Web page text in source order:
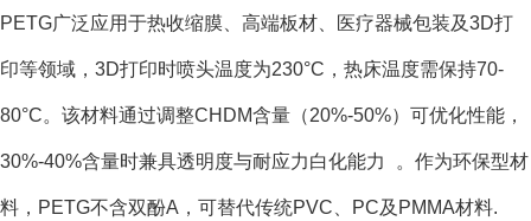
PETG广泛应用于热收缩膜 、高端板材、医疗器械包装及3D打
印等领域，3D打印时喷头温度为230°C，热床温度需保持70-
80°C。该材料通过调整CHDM含量（20%-50%）可优化性能，
30%-40%含量时兼具透明度与耐应力白化能力 。作为环保型材
料，PETG不含双酚A ，可替代传统PVC PC及 PMMA材料.